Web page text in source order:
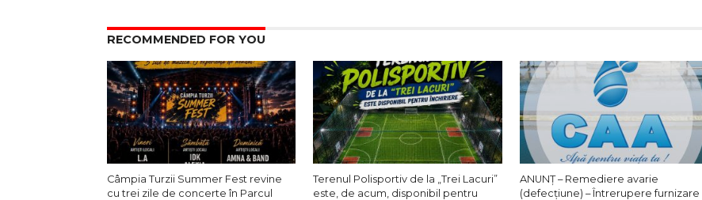
RECOMMENDED FOR YOU
Câmpia Turzii Summer Fest revine
cu trei zile de concerte în Parcul
Terenul Polisportiv de la „Trei Lacuri”
este, de acum, disponibil pentru
ANUNȚ – Remediere avarie
(defecțiune) – Întrerupere furnizare